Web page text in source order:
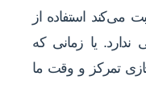
می‌کند استفاده از
ندارد. یا زمانی که
تمرکز و وقت ما